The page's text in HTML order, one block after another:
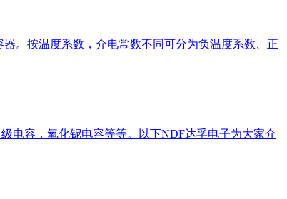
。按温度系数，介电常数不同可分为负温度系数、正
电容，氧化铌电容等等。以下NDF达孚电子为大家介